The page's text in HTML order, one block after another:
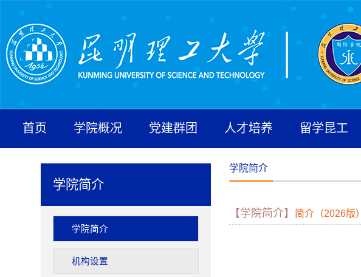
首页 学院概况 党建群团 人才培养 留学昆工
学院简介
学院简介
机构设置
学院简介
【学院简介】 简介（2026版）